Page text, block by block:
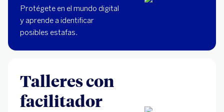
Protégete en el mundo digital
y aprende a identificar
posibles estafas.
Talleres con
facilitador